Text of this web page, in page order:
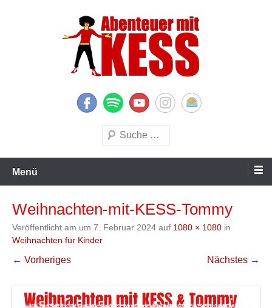
Abenteuer mit KESS
Suchen
Menü
Weihnachten-mit-KESS-Tommy
Veröffentlicht am um 7. Februar 2024 auf 1080 × 1080 in
Weihnachten für Kinder
← Vorheriges Nächstes →